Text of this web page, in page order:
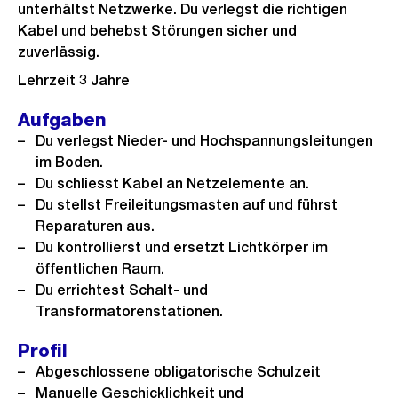
unterhältst Netzwerke. Du verlegst die richtigen
Kabel und behebst Störungen sicher und
zuverlässig.
Lehrzeit 3 Jahre
Aufgaben
Du verlegst Nieder- und Hochspannungsleitungen
im Boden.
Du schliesst Kabel an Netzelemente an.
Du stellst Freileitungsmasten auf und führst
Reparaturen aus.
Du kontrollierst und ersetzt Lichtkörper im
öffentlichen Raum.
Du errichtest Schalt- und
Transformatorenstationen.
Profil
Abgeschlossene obligatorische Schulzeit
Manuelle Geschicklichkeit und